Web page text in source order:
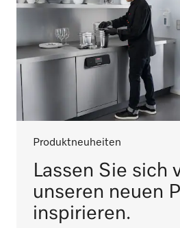
Produktneuheiten
Lassen Sie sich
unseren neuen
inspirieren.